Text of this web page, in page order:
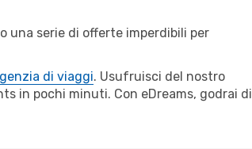
una serie di offerte imperdibili per
di viaggi. Usufruisci del nostro
in pochi minuti. Con eDreams, godrai di